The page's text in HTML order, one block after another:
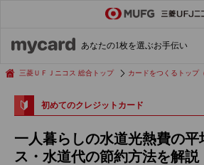
あなたの1枚を選ぶお手伝い
会社経費の支払い 効率化術
三菱ＵＦＪニコス 総合トップ カードをつくるトップ
初めてのクレジットカード
一人暮らしの水道光熱費の
ス・水道代の節約方法を解説